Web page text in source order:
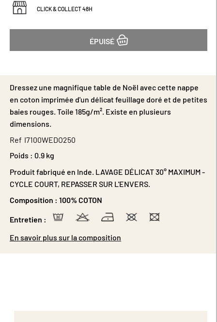
CLICK & COLLECT 48H
ÉPUISÉ
Dressez une magnifique table de Noël avec cette nappe
en coton imprimée d'un délicat feuillage doré et de petites
baies rouges. Toile 185g/m². Existe en plusieurs
dimensions.
Ref I7100WEDO250
Poids : 0.9 kg
Produit fabriqué en Inde. LAVAGE DÉLICAT 30° MAXIMUM -
CYCLE COURT, REPASSER SUR L'ENVERS.
Composition : 100% COTON
Entretien :
En savoir plus sur la composition